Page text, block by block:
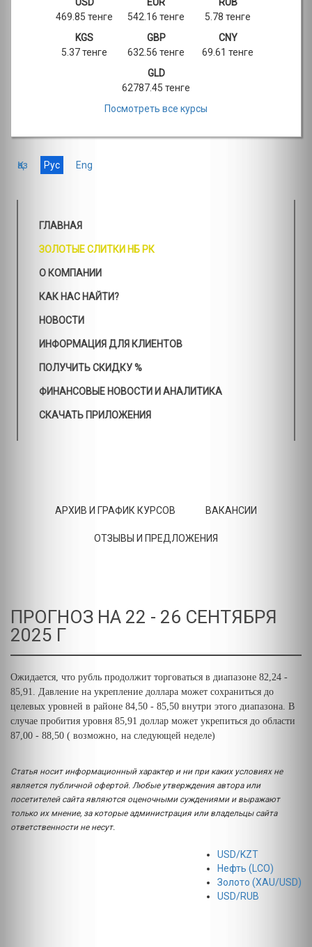
469.85 тенге
542.16 тенге
5.78 тенге
KGS
5.37 тенге
GBP
632.56 тенге
CNY
69.61 тенге
GLD
62787.45 тенге
Посмотреть все курсы
Қаз Рус Eng
ГЛАВНАЯ
ЗОЛОТЫЕ СЛИТКИ НБ РК
О КОМПАНИИ
КАК НАС НАЙТИ?
НОВОСТИ
ИНФОРМАЦИЯ ДЛЯ КЛИЕНТОВ
ПОЛУЧИТЬ СКИДКУ %
ФИНАНСОВЫЕ НОВОСТИ И АНАЛИТИКА
СКАЧАТЬ ПРИЛОЖЕНИЯ
АРХИВ И ГРАФИК КУРСОВ ВАКАНСИИ
ОТЗЫВЫ И ПРЕДЛОЖЕНИЯ
ПРОГНОЗ НА 22 - 26 СЕНТЯБРЯ
2025 Г
Ожидается, что рубль продолжит торговаться в диапазоне 82,24 -
85,91. Давление на укрепление доллара может сохраниться до
целевых уровней в районе 84,50 - 85,50 внутри этого диапазона. В
случае пробития уровня 85,91 доллар может укрепиться до области
87,00 - 88,50 ( возможно, на следующей неделе)
Статья носит информационный характер и ни при каких условиях не
является публичной офертой. Любые утверждения автора или
посетителей сайта являются оценочными суждениями и выражают
только их мнение, за которые администрация или владельцы сайта
ответственности не несут.
USD/KZT
Нефть (LCO)
Золото (XAU/USD)
USD/RUB